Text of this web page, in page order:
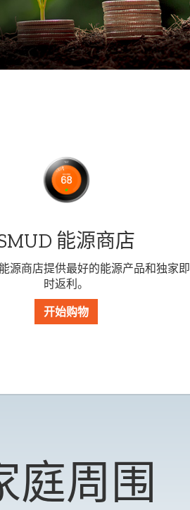
能源商店
源商店提供最好的能源产品和独家即
时返利。
开始购物
庭周围